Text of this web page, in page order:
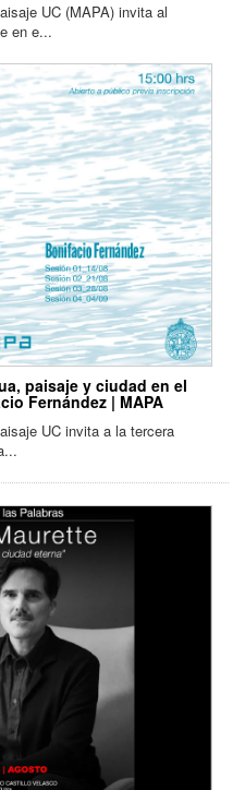
UC (MAPA) invita al
en e...
paisaje y ciudad en el
Fernández | MAPA
UC invita a la tercera